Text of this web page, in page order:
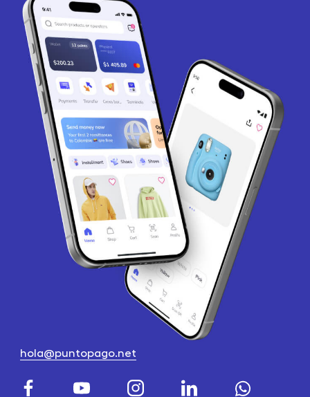
hola@puntopago.net